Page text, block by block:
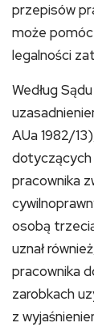
przepisów
może
legalności
Według
AUa 1982/
dotyczących
pracownika
osobą
uznał
pracownika
zarobkach
z